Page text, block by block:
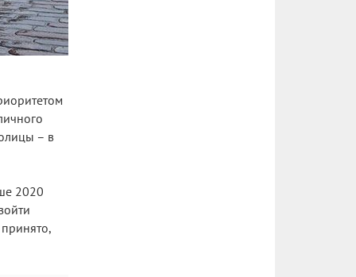
– в
2020